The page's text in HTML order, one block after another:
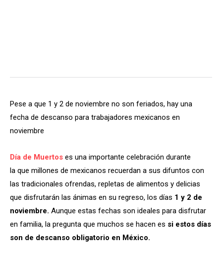
Pese a que 1 y 2 de noviembre no son feriados, hay una
fecha de descanso para trabajadores mexicanos en
noviembre
Día de Muertos es una importante celebración durante
la que millones de mexicanos recuerdan a sus difuntos con
las tradicionales ofrendas, repletas de alimentos y delicias
que disfrutarán las ánimas en su regreso, los días 1 y 2 de
noviembre. Aunque estas fechas son ideales para disfrutar
en familia, la pregunta que muchos se hacen es si estos días
son de descanso obligatorio en México.